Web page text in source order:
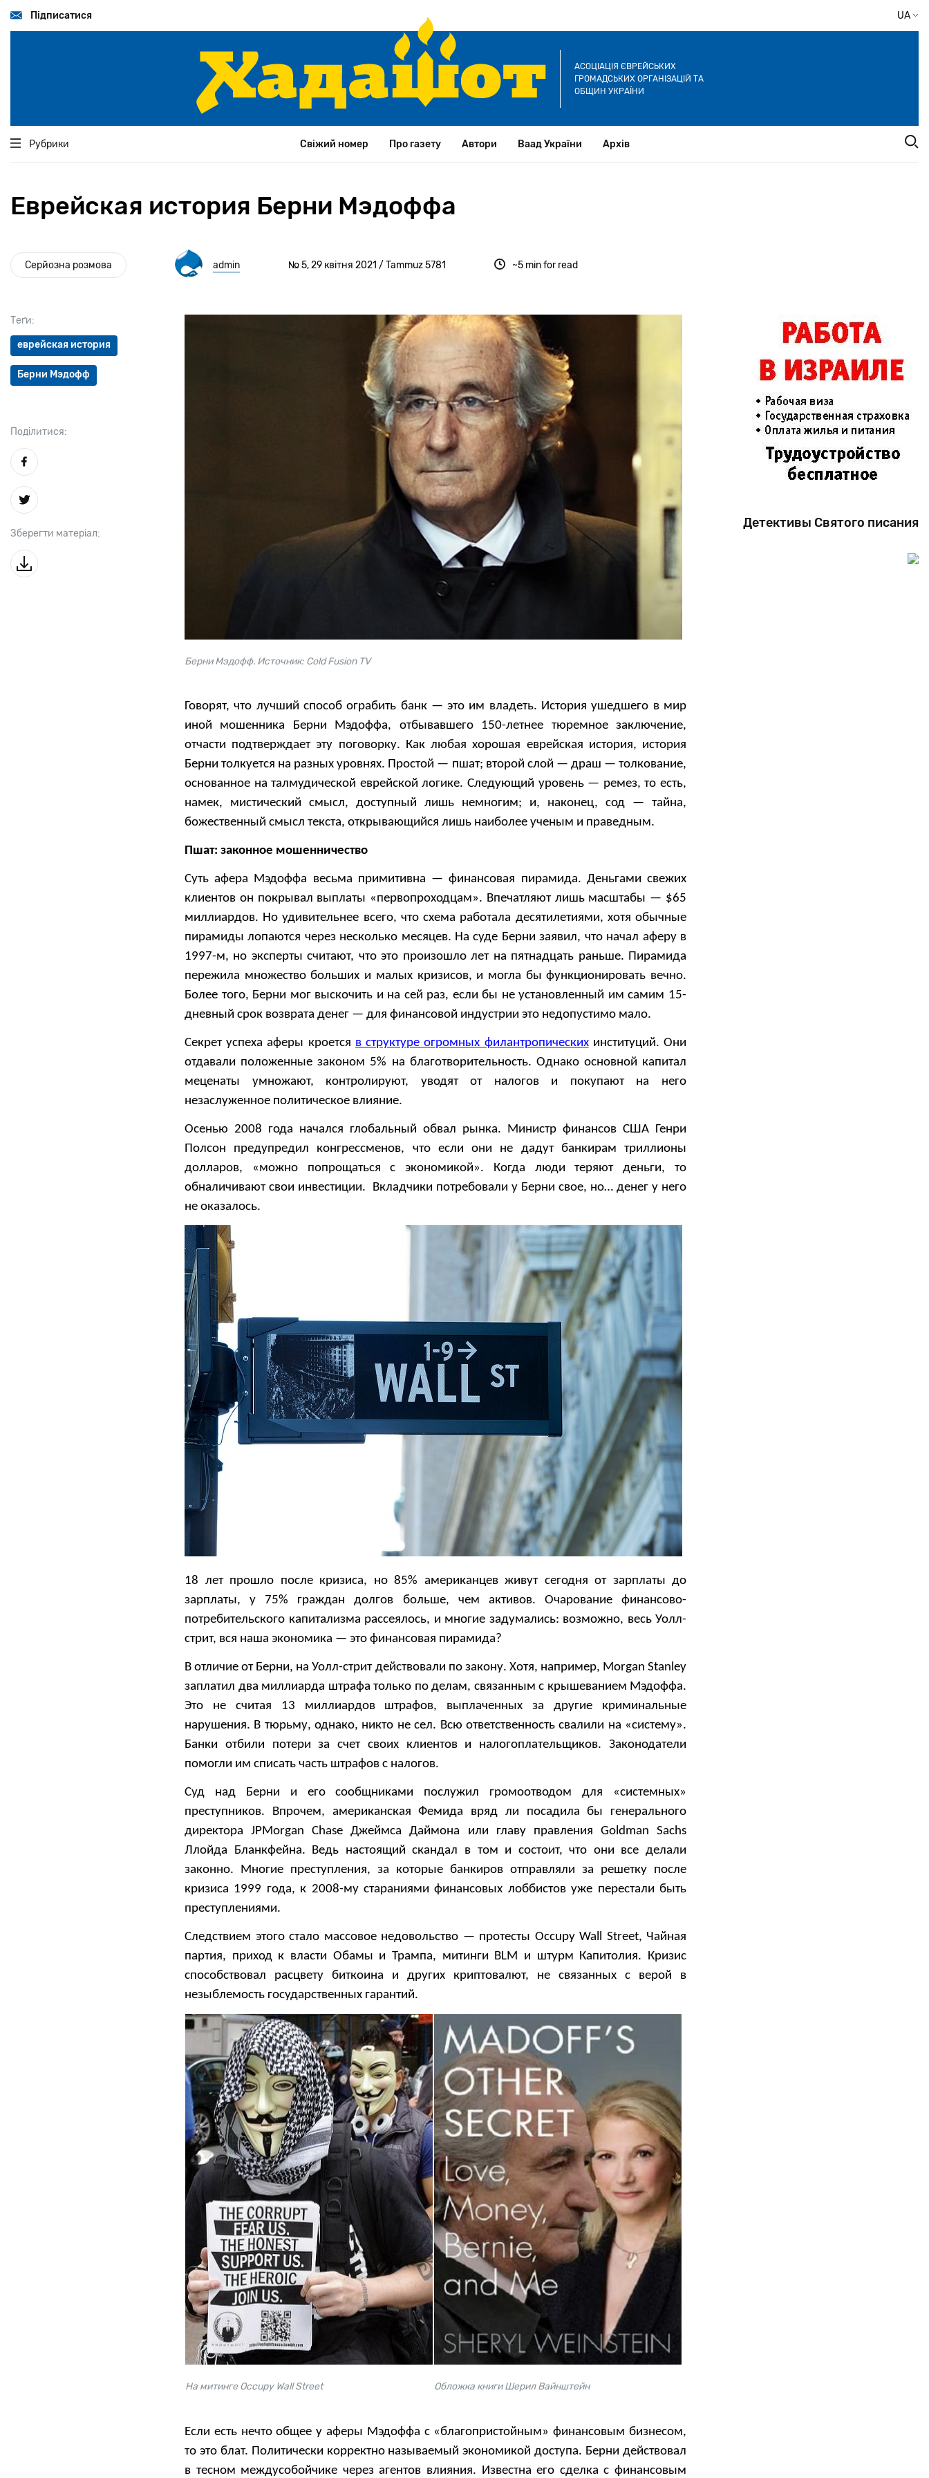
основногоПідписатися UA
АСОЦІАЦІЯ ЄВРЕЙСЬКИХ
ГРОМАДСЬКИХ ОРГАНІЗАЦІЙ ТА
ОБЩИН УКРАЇНИ
Рубрики Свіжий номер Про газету Автори Ваад України Архів
Еврейская история Берни Мэдоффа
Серйозна розмова admin № 5, 29 квітня 2021 / Tammuz 5781 ~5 min for read
Теґи:
еврейская история
Берни Мэдофф
Поділитися:
Зберегти матеріал:
Берни Мэдофф. Источник: Cold Fusion TV
Говорят, что лучший способ ограбить банк — это им владеть. История ушедшего в мир
иной мошенника Берни Мэдоффа, отбывавшего 150-летнее тюремное заключение,
отчасти подтверждает эту поговорку. Как любая хорошая еврейская история, история
Берни толкуется на разных уровнях. Простой — пшат; второй слой — драш — толкование,
основанное на талмудической еврейской логике. Следующий уровень — ремез, то есть,
намек, мистический смысл, доступный лишь немногим; и, наконец, сод — тайна,
божественный смысл текста, открывающийся лишь наиболее ученым и праведным.
Пшат: законное мошенничество
Суть афера Мэдоффа весьма примитивна — финансовая пирамида. Деньгами свежих
клиентов он покрывал выплаты «первопроходцам». Впечатляют лишь масштабы — $65
миллиардов. Но удивительнее всего, что схема работала десятилетиями, хотя обычные
пирамиды лопаются через несколько месяцев. На суде Берни заявил, что начал аферу в
1997-м, но эксперты считают, что это произошло лет на пятнадцать раньше. Пирамида
пережила множество больших и малых кризисов, и могла бы функционировать вечно.
Более того, Берни мог выскочить и на сей раз, если бы не установленный им самим 15-
дневный срок возврата денег — для финансовой индустрии это недопустимо мало.
Секрет успеха аферы кроется в структуре огромных филантропическихинституций. Они
отдавали положенные законом 5% на благотворительность. Однако основной капитал
меценаты умножают, контролируют, уводят от налогов и покупают на него
незаслуженное политическое влияние.
Осенью 2008 года начался глобальный обвал рынка. Министр финансов США Генри
Полсон предупредил конгрессменов, что если они не дадут банкирам триллионы
долларов, «можно попрощаться с экономикой». Когда люди теряют деньги, то
обналичивают свои инвестиции. Вкладчики потребовали у Берни свое, но… денег у него
не оказалось.
18 лет прошло после кризиса, но 85% американцев живут сегодня от зарплаты до
зарплаты, у 75% граждан долгов больше, чем активов. Очарование финансово-
потребительского капитализма рассеялось, и многие задумались: возможно, весь Уолл-
стрит, вся наша экономика — это финансовая пирамида?
В отличие от Берни, на Уолл-стрит действовали по закону. Хотя, например, Morgan Stanley
заплатил два миллиарда штрафа только по делам, связанным с крышеванием Мэдоффа.
Это не считая 13 миллиардов штрафов, выплаченных за другие криминальные
нарушения. В тюрьму, однако, никто не сел. Всю ответственность свалили на «систему».
Банки отбили потери за счет своих клиентов и налогоплательщиков. Законодатели
помогли им списать часть штрафов с налогов.
Суд над Берни и его сообщниками послужил громоотводом для «системных»
преступников. Впрочем, американская Фемида вряд ли посадила бы генерального
директора JPMorgan Chase Джеймса Даймона или главу правления Goldman Sachs
Ллойда Бланкфейна. Ведь настоящий скандал в том и состоит, что они все делали
законно. Многие преступления, за которые банкиров отправляли за решетку после
кризиса 1999 года, к 2008-му стараниями финансовых лоббистов уже перестали быть
преступлениями.
Следствием этого стало массовое недовольство — протесты Occupy Wall Street, Чайная
партия, приход к власти Обамы и Трампа, митинги BLM и штурм Капитолия. Кризис
способствовал расцвету биткоина и других криптовалют, не связанных с верой в
незыблемость государственных гарантий.
На митинге Occupy Wall Street Обложка книги Шерил Вайнштейн
Если есть нечто общее у аферы Мэдоффа с «благопристойным» финансовым бизнесом,
то это блат. Политически корректно называемый экономикой доступа. Берни действовал
в тесном междусобойчике через агентов влияния. Известна его сделка с финансовым
Детективы Святого писания